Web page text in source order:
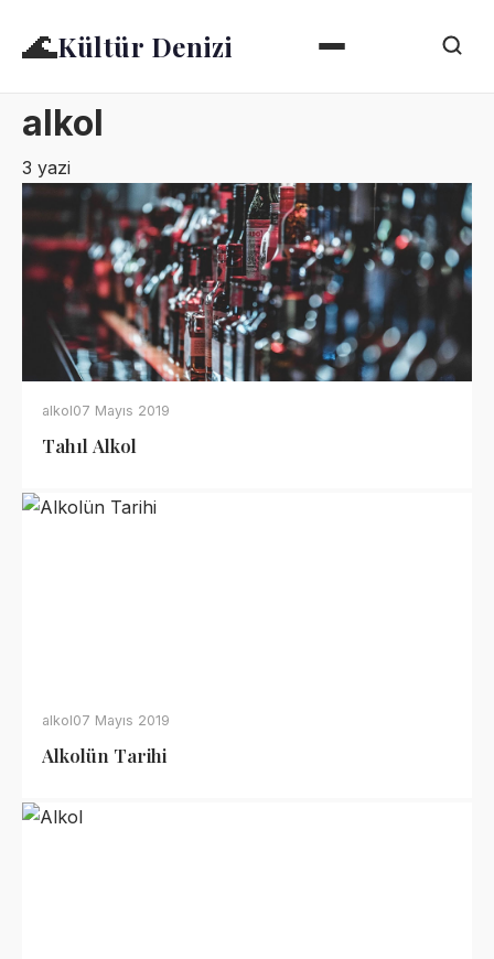
🌊Kültür Denizi
alkol
3 yazi
alkol07 Mayıs 2019
Tahıl Alkol
alkol07 Mayıs 2019
Alkolün Tarihi